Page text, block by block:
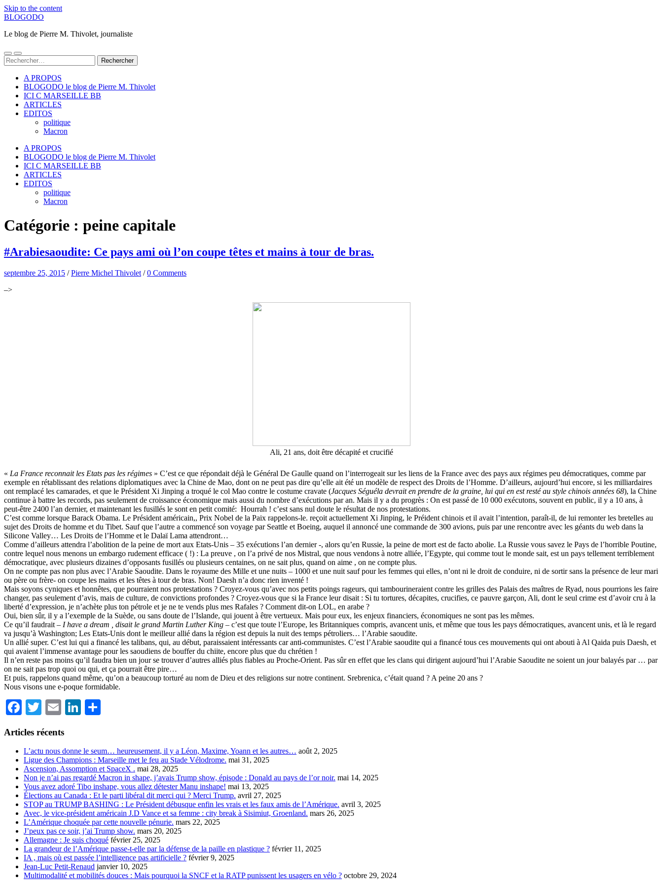
Skip to the content
BLOGODO
Le blog de Pierre M. Thivolet, journaliste
Toggle
mobile
Toggle
search
Rechercher :
A PROPOS
BLOGODO le blog de Pierre M. Thivolet
ICI C MARSEILLE BB
ARTICLES
EDITOS
politique
Macron
A PROPOS
BLOGODO le blog de Pierre M. Thivolet
ICI C MARSEILLE BB
ARTICLES
EDITOS
politique
Macron
Catégorie : peine capitale
#Arabiesaoudite: Ce pays ami où l’on coupe têtes et mains à tour de bras.
septembre 25, 2015 /Pierre Michel Thivolet /0 Comments
–>
Ali, 21 ans, doit être décapité et crucifié
« La France reconnait les Etats pas les régimes » C’est ce que répondait déjà le Général De Gaulle quand on l’interrogeait sur les liens de la France avec des pays aux régimes peu démocratiques, comme par
exemple en rétablissant des relations diplomatiques avec la Chine de Mao, dont on ne peut pas dire qu’elle ait été un modèle de respect des Droits de l’Homme. D’ailleurs, aujourd’hui encore, si les milliardaires
ont remplacé les camarades, et que le Président Xi Jinping a troqué le col Mao contre le costume cravate (Jacques Séguéla devrait en prendre de la graine, lui qui en est resté au style chinois années 68), la Chine
continue à battre les records, pas seulement de croissance économique mais aussi du nombre d’exécutions par an. Mais il y a du progrès : On est passé de 10 000 exécutons, souvent en public, il y a 10 ans, à
peut-être 2400 l’an dernier, et maintenant les fusillés le sont en petit comité: Hourrah ! c’est sans nul doute le résultat de nos protestations.
C’est comme lorsque Barack Obama. Le Président américain,, Prix Nobel de la Paix rappelons-le. reçoit actuellement Xi Jinping, le Préident chinois et il avait l’intention, paraît-il, de lui remonter les bretelles au
sujet des Droits de homme et du Tibet. Sauf que l’autre a commencé son voyage par Seattle et Boeing, auquel il annoncé une commande de 300 avions, puis par une rencontre avec les géants du web dans la
Silicone Valley… Les Droits de l’Homme et le Dalaï Lama attendront…
Comme d’ailleurs attendra l’abolition de la peine de mort aux Etats-Unis – 35 exécutions l’an dernier -, alors qu’en Russie, la peine de mort est de facto abolie. La Russie vous savez le Pays de l’horrible Poutine,
contre lequel nous menons un embargo rudement efficace ( !) : La preuve , on l’a privé de nos Mistral, que nous vendons à notre alliée, l’Egypte, qui comme tout le monde sait, est un pays tellement terriblement
démocratique, avec plusieurs dizaines d’opposants fusillés ou plusieurs centaines, on ne sait plus, quand on aime , on ne compte plus.
On ne compte pas non plus avec l’Arabie Saoudite. Dans le royaume des Mille et une nuits – 1000 et une nuit sauf pour les femmes qui elles, n’ont ni le droit de conduire, ni de sortir sans la présence de leur mari
ou père ou frère- on coupe les mains et les têtes à tour de bras. Non! Daesh n’a donc rien inventé !
Mais soyons cyniques et honnêtes, que pourraient nos protestations ? Croyez-vous qu’avec nos petits poings rageurs, qui tambourineraient contre les grilles des Palais des maîtres de Ryad, nous pourrions les faire
changer, pas seulement d’avis, mais de culture, de convictions profondes ? Croyez-vous que si la France leur disait : Si tu tortures, décapites, crucifies, ce pauvre garçon, Ali, dont le seul crime est d’avoir cru à la
liberté d’expression, je n’achète plus ton pétrole et je ne te vends plus mes Rafales ? Comment dit-on LOL, en arabe ?
Oui, bien sûr, il y a l’exemple de la Suède, ou sans doute de l’Islande, qui jouent à être vertueux. Mais pour eux, les enjeux financiers, économiques ne sont pas les mêmes.
Ce qu’il faudrait – I have a dream , disait le grand Martin Luther King – c’est que toute l’Europe, les Britanniques compris, avancent unis, et même que tous les pays démocratiques, avancent unis, et là le regard
va jusqu’à Washington; Les Etats-Unis dont le meilleur allié dans la région est depuis la nuit des temps pétroliers… l’Arabie saoudite.
Un allié super. C’est lui qui a financé les talibans, qui, au début, paraissaient intéressants car anti-communistes. C’est l’Arabie saoudite qui a financé tous ces mouvements qui ont abouti à Al Qaida puis Daesh, et
qui avaient l’immense avantage pour les saoudiens de bouffer du chiite, encore plus que du chrétien !
Il n’en reste pas moins qu’il faudra bien un jour se trouver d’autres alliés plus fiables au Proche-Orient. Pas sûr en effet que les clans qui dirigent aujourd’hui l’Arabie Saoudite ne soient un jour balayés par … par
on ne sait pas trop quoi ou qui, et ça pourrait être pire…
Et puis, rappelons quand même, qu’on a beaucoup torturé au nom de Dieu et des religions sur notre continent. Srebrenica, c’était quand ? A peine 20 ans ?
Nous visons une e-poque formidable.
Facebook
TwitterEmailLinkedIn
Articles récents
L’actu nous donne le seum… heureusement, il y a Léon, Maxime, Yoann et les autres… août 2, 2025
Ligue des Champions : Marseille met le feu au Stade Vélodrome. mai 31, 2025
Ascension, Assomption et SpaceX . mai 28, 2025
Non je n’ai pas regardé Macron in shape, j’avais Trump show, épisode : Donald au pays de l’or noir. mai 14, 2025
Vous avez adoré Tibo inshape, vous allez détester Manu inshape! mai 13, 2025
Élections au Canada : Et le parti libéral dit merci qui ? Merci Trump. avril 27, 2025
STOP au TRUMP BASHING : Le Président débusque enfin les vrais et les faux amis de l’Amérique. avril 3, 2025
Avec, le vice-président américain J.D Vance et sa femme : city break à Sisimiut, Groenland. mars 26, 2025
L’Amérique choquée par cette nouvelle pénurie. mars 22, 2025
J’peux pas ce soir, j’ai Trump show. mars 20, 2025
Allemagne : Je suis choqué février 25, 2025
La grandeur de l’Amérique passe-t-elle par la défense de la paille en plastique ? février 11, 2025
IA , mais où est passée l’intelligence pas artificielle ? février 9, 2025
Jean-Luc Petit-Renaud janvier 10, 2025
Multimodalité et mobilités douces : Mais pourquoi la SNCF et la RATP punissent les usagers en vélo ? octobre 29, 2024